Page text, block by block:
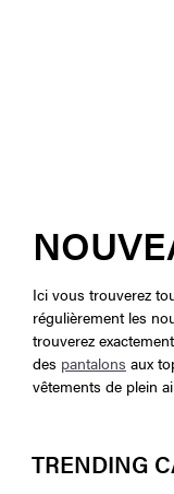
Ici vous trouverez
régulièrement les
trouverez
des pantalons aux
vêtements de plein
TRENDING